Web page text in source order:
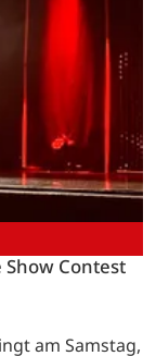
Show Contest
am Samstag,